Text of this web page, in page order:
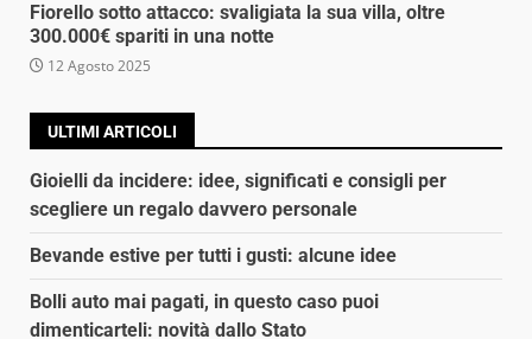
Fiorello sotto attacco: svaligiata la sua villa, oltre
300.000€ spariti in una notte
12 Agosto 2025
ULTIMI ARTICOLI
Gioielli da incidere: idee, significati e consigli per
scegliere un regalo davvero personale
Bevande estive per tutti i gusti: alcune idee
Bolli auto mai pagati, in questo caso puoi
dimenticarteli: novità dallo Stato